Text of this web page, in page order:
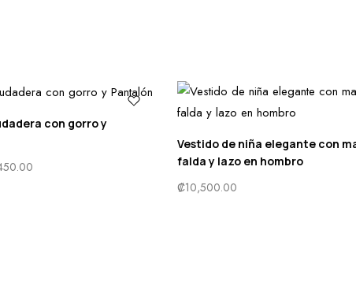
con gorro y
Vestido de niña elegante con
falda y lazo en hombro
₡10,500.00